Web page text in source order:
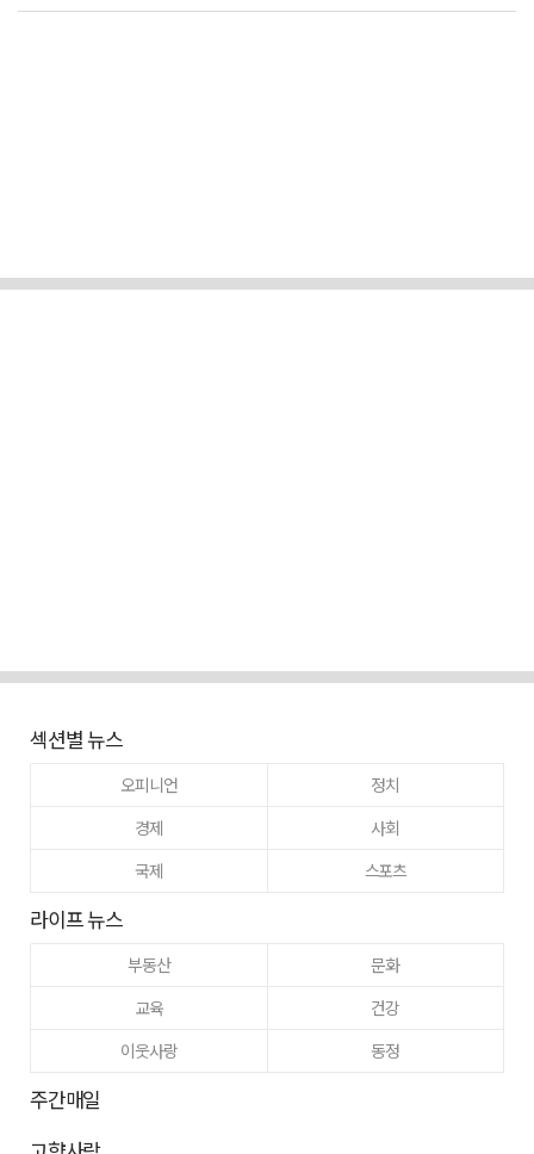
섹션별 뉴스
오피니언
정치
경제
사회
국제
스포츠
라이프 뉴스
부동산
문화
교육
건강
이웃사랑
동정
주간매일